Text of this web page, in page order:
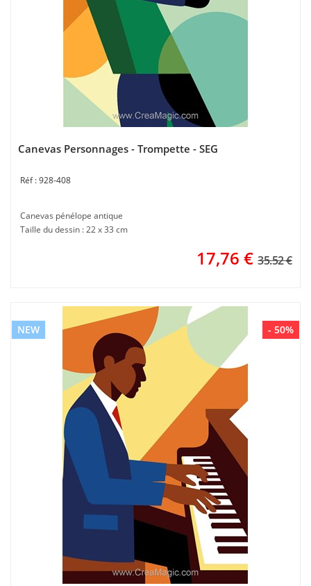
Canevas Personnages - Trompette - SEG
928-408
Canevas pénélope antique
Taille du dessin : 22 x 33 cm
17,76 € 35.52 €
- 50%
NEW